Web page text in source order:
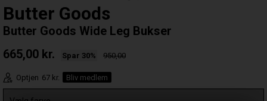
Butter Goods
Butter Goods Wide Leg Bukser
665,00 kr. Spar 30% 950,00
Optjen 67 kr. Bliv medlem